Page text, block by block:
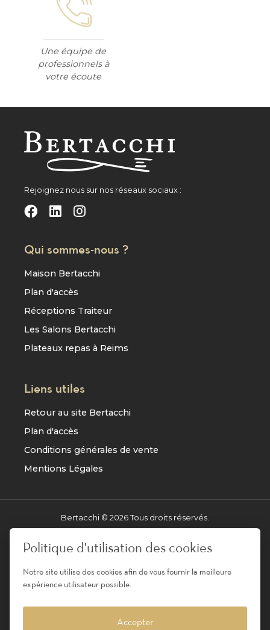
Une équipe de
professionnels à
votre écoute
Rejoignez nous sur nos réseaux sociaux :
Qui sommes-nous ?
Maison Bertacchi
Plan d'accès
Réceptions Traiteur
Les Salons Bertacchi
Plateaux repas à Reims
Liens utiles
Retour au site Bertacchi
Plan d'accès
Conditions générales de vente
Mentions Légales
Bertacchi © 2026 Tous droits réservés.
Réalisation AXESYS
Pour votre santé, évitez de manger entre les repas -
www.mangerbouger.fr
consommer avec modération.
Politique d'utilisation des cookies
Notre site utilise des cookies afin de vous fournir la meilleure
expérience utilisateur possible.
Accepter